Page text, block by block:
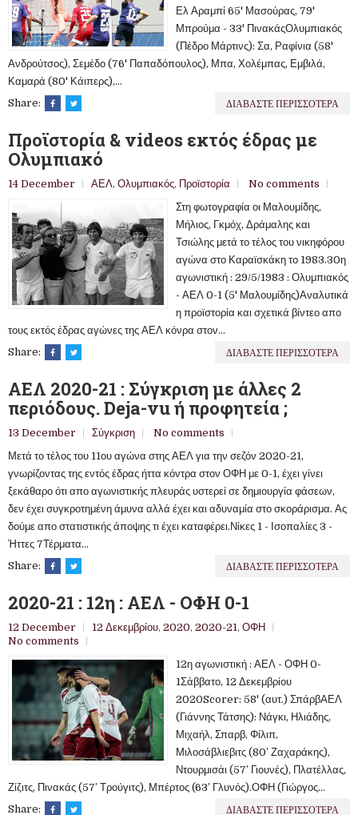
Ελ Αραμπί 65' Μασούρας, 79'
Μπρούμα - 33' ΠινακάςΟλυμπιακός
(Πέδρο Μάρτινς): Σα, Ραφίνια (58'
Ανδρούτσος), Σεμέδο (76' Παπαδόπουλος), Μπα, Χολέμπας, Εμβιλά,
Καμαρά (80' Κάιπερς),...
Share:
ΔΙΑΒΑΣΤΕ ΠΕΡΙΣΣΟΤΕΡΑ
Προϊστορία & videos εκτός έδρας με
Ολυμπιακό
14 December ΑΕΛ, Ολυμπιακός, Προϊστορία
No comments
Στη φωτογραφία οι Μαλουμίδης,
Μήλιος, Γκμόχ, Δράμαλης και
Τσιώλης μετά το τέλος του νικηφόρου
αγώνα στο Καραϊσκάκη το 1983.30η
αγωνιστική : 29/5/1983 : Ολυμπιακός
- ΑΕΛ 0-1 (5' Μαλουμίδης)Αναλυτικά
η προϊστορία και σχετικά βίντεο απο
τους εκτός έδρας αγώνες της ΑΕΛ κόνρα στον...
Share:
ΔΙΑΒΑΣΤΕ ΠΕΡΙΣΣΟΤΕΡΑ
ΑΕΛ 2020-21 : Σύγκριση με άλλες 2
περιόδους. Deja-vu ή προφητεία ;
13 December Σύγκριση
No comments
Μετά το τέλος του 11ου αγώνα στης ΑΕΛ για την σεζόν 2020-21,
γνωρίζοντας της εντός έδρας ήττα κόντρα στον ΟΦΗ με 0-1, έχει γίνει
ξεκάθαρο ότι απο αγωνιστικής πλευράς υστερεί σε δημιουργία φάσεων,
δεν έχει συγκροτημένη άμυνα αλλά έχει και αδυναμία στο σκοράρισμα. Ας
δούμε απο στατιστικής άποψης τι έχει καταφέρει.Νίκες 1 - Ισοπαλίες 3 -
Ήττες 7Τέρματα...
Share:
ΔΙΑΒΑΣΤΕ ΠΕΡΙΣΣΟΤΕΡΑ
2020-21 : 12η : ΑΕΛ - ΟΦΗ 0-1
12 December 12 Δεκεμβρίου, 2020, 2020-21, ΟΦΗ
No comments
12η αγωνιστική : ΑΕΛ - ΟΦΗ 0-
1Σάββατο, 12 Δεκεμβρίου
2020Scorer: 58' (αυτ.) ΣπάρβΑΕΛ
(Γιάννης Τάτσης): Νάγκι, Ηλιάδης,
Μιχαήλ, Σπαρβ, Φίλιπ,
Μιλοσάβλιεβιτς (80’ Ζαχαράκης),
Ντουρμισάι (57’ Γιουνές), Πλατέλλας,
Ζίζιτς, Πινακάς (57’ Τρούγιτς), Μπέρτος (63’ Γλυνός).ΟΦΗ (Γιώργος...
Share:
ΔΙΑΒΑΣΤΕ ΠΕΡΙΣΣΟΤΕΡΑ